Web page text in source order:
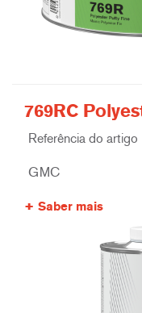
769RC
Referência do artigo
GMC
Saber mais